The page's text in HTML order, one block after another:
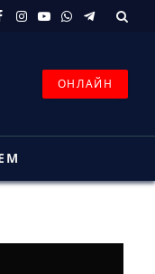
Instagram
YouTube
WhatsApp
Telegram
ОНЛАЙН